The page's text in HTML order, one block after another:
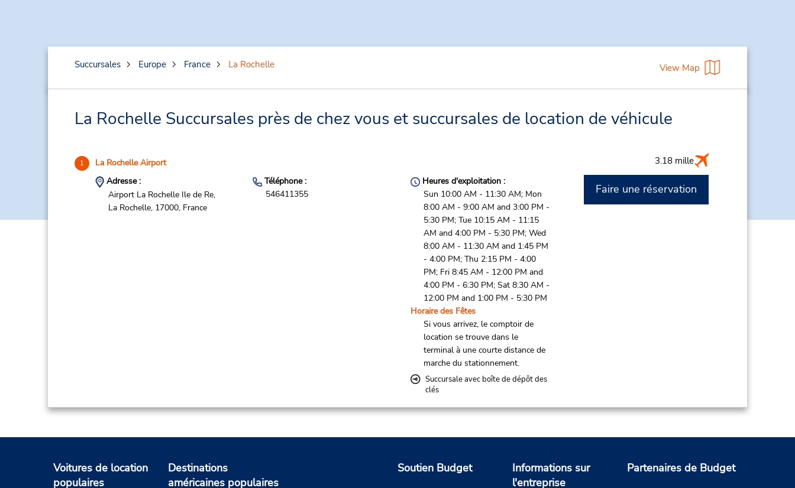
Succursales Europe France La Rochelle View Map
La Rochelle Succursales près de chez vous et succursales de location de véhicule
1 La Rochelle Airport 3.18 mille
Adresse :
Airport La Rochelle Ile de Re,
La Rochelle, 17000, France
Téléphone :
546411355
Heures d'exploitation :
Sun 10:00 AM - 11:30 AM; Mon
8:00 AM - 9:00 AM and 3:00 PM -
5:30 PM; Tue 10:15 AM - 11:15
AM and 4:00 PM - 5:30 PM; Wed
8:00 AM - 11:30 AM and 1:45 PM
- 4:00 PM; Thu 2:15 PM - 4:00
PM; Fri 8:45 AM - 12:00 PM and
4:00 PM - 6:30 PM; Sat 8:30 AM -
12:00 PM and 1:00 PM - 5:30 PM
Horaire des Fêtes
Si vous arrivez, le comptoir de
location se trouve dans le
terminal à une courte distance de
marche du stationnement.
Succursale avec boîte de dépôt des
clés
Faire une réservation
Voitures de location
populaires
Destinations
américaines populaires
Soutien Budget
Informations sur
l'entreprise
Partenaires de Budget